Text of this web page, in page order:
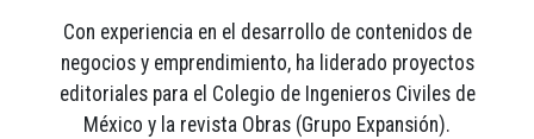
Con experiencia en el desarrollo de contenidos de
negocios y emprendimiento, ha liderado proyectos
editoriales para el Colegio de Ingenieros Civiles de
México y la revista Obras (Grupo Expansión).